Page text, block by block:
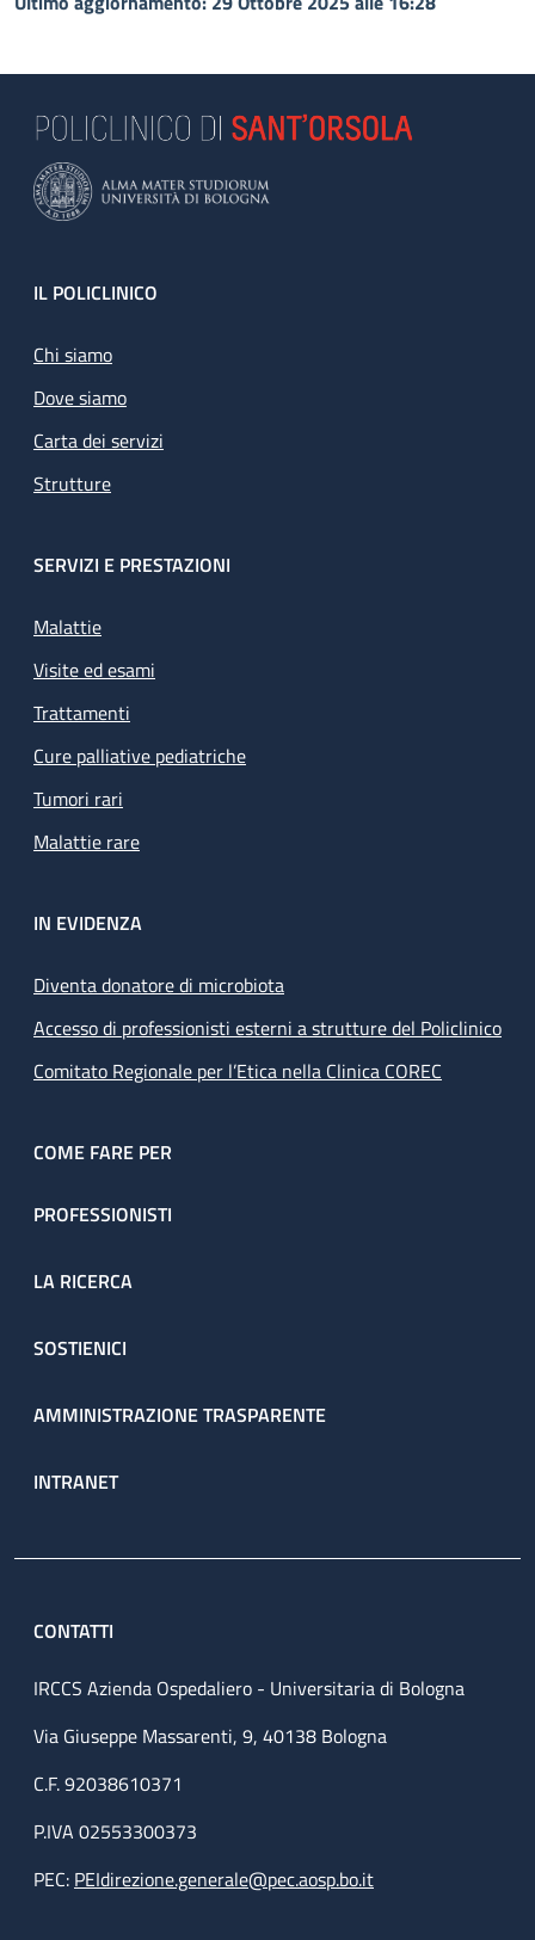
Footer
IL POLICLINICO
Chi siamo
Dove siamo
Carta dei servizi
Strutture
SERVIZI E PRESTAZIONI
Malattie
Visite ed esami
Trattamenti
Cure palliative pediatriche
Tumori rari
Malattie rare
IN EVIDENZA
Diventa donatore di microbiota
Accesso di professionisti esterni a strutture del Policlinico
Comitato Regionale per l’Etica nella Clinica COREC
COME FARE PER
PROFESSIONISTI
LA RICERCA
SOSTIENICI
AMMINISTRAZIONE TRASPARENTE
INTRANET
CONTATTI
IRCCS Azienda Ospedaliero - Universitaria di Bologna
Via Giuseppe Massarenti, 9, 40138 Bologna
C.F. 92038610371
P.IVA 02553300373
PEC: PEIdirezione.generale@pec.aosp.bo.it